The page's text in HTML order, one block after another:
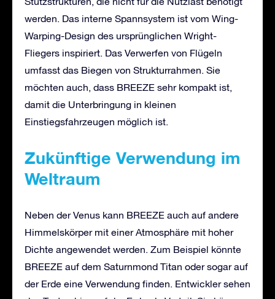
werden. Das interne Spannsystem ist vom Wing-
Warping-Design des ursprünglichen Wright-
Fliegers inspiriert. Das Verwerfen von Flügeln
umfasst das Biegen von Strukturrahmen. Sie
möchten auch, dass BREEZE sehr kompakt ist,
damit die Unterbringung in kleinen
Einstiegsfahrzeugen möglich ist.
Zukünftige Verwendung im
Weltraum
Neben der Venus kann BREEZE auch auf andere
Himmelskörper mit einer Atmosphäre mit hoher
Dichte angewendet werden. Zum Beispiel könnte
BREEZE auf dem Saturnmond Titan oder sogar auf
der Erde eine Verwendung finden. Entwickler sehen